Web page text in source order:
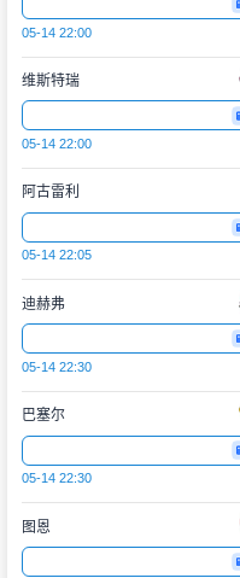
05-14 22:00
维斯特瑞
05-14 22:00
阿古雷利
05-14 22:05
迪赫弗
05-14 22:30
巴塞尔
05-14 22:30
图恩